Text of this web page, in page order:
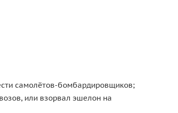
самолётов-бомбардировщиков;
или взорвал эшелон на